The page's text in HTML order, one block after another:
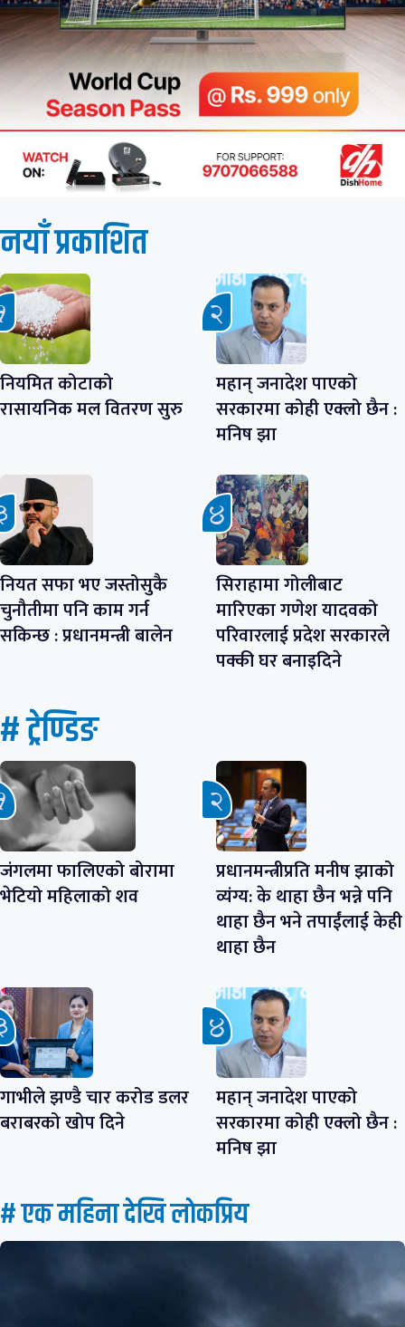
नयाँ प्रकाशित
नियमित कोटाको
रासायनिक मल वितरण सुरु
महान् जनादेश पाएको
सरकारमा कोही एक्लो छैन :
मनिष झा
नियत सफा भए जस्तोसुकै
चुनौतीमा पनि काम गर्न
सकिन्छ : प्रधानमन्त्री बालेन
सिराहामा गोलीबाट
मारिएका गणेश यादवको
परिवारलाई प्रदेश सरकारले
पक्की घर बनाइदिने
# ट्रेण्डिङ
जंगलमा फालिएको बोरामा
भेटियो महिलाको शव
प्रधानमन्त्रीप्रति मनीष झाको
व्यंग्य: के थाहा छैन भन्ने पनि
थाहा छैन भने तपाईंलाई केही
थाहा छैन
गाभीले झण्डै चार करोड डलर
बराबरको खोप दिने
महान् जनादेश पाएको
सरकारमा कोही एक्लो छैन :
मनिष झा
# एक महिना देखि लाेकप्रिय